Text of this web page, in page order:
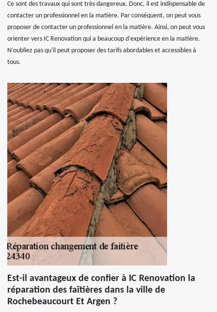
Ce sont des travaux qui sont très dangereux. Donc, il est indispensable de
contacter un professionnel en la matière. Par conséquent, on peut vous
proposer de contacter un professionnel en la matière. Ainsi, on peut vous
orienter vers IC Renovation qui a beaucoup d'expérience en la matière.
N'oubliez pas qu'il peut proposer des tarifs abordables et accessibles à
tous.
Est-il avantageux de confier à IC Renovation la
réparation des faîtières dans la ville de
Rochebeaucourt Et Argen ?